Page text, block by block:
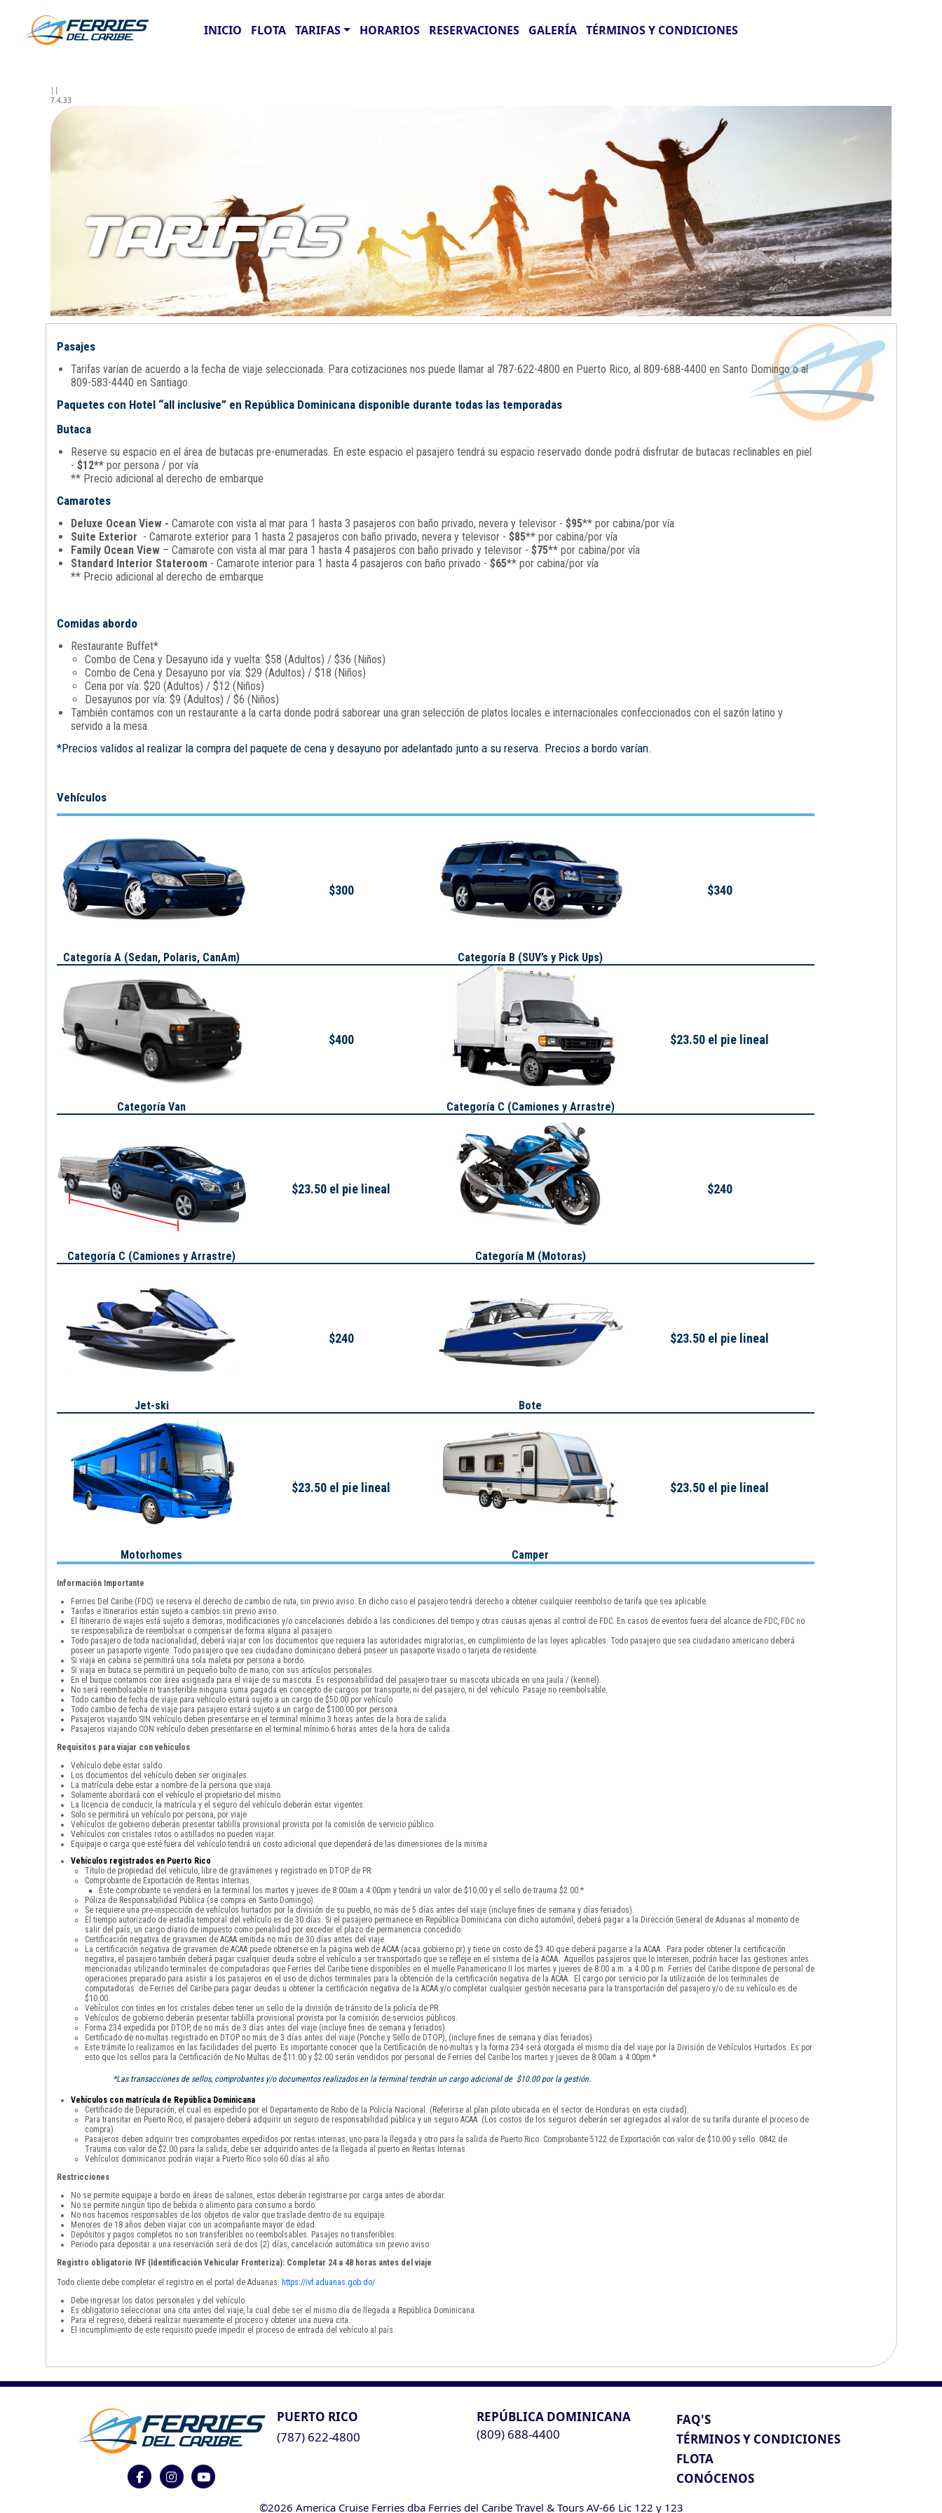
INICIO FLOTA TARIFAS HORARIOS RESERVACIONES GALERÍA TÉRMINOS Y CONDICIONES
||
7.4.33
TARIFAS
Pasajes
Tarifas varían de acuerdo a la fecha de viaje seleccionada. Para cotizaciones nos puede llamar al 787-622-4800 en Puerto Rico, al 809-688-4400 en Santo Domingo o al
809-583-4440 en Santiago.
Paquetes con Hotel “all inclusive” en República Dominicana disponible durante todas las temporadas
Butaca
Reserve su espacio en el área de butacas pre-enumeradas. En este espacio el pasajero tendrá su espacio reservado donde podrá disfrutar de butacas reclinables en piel
- $12**por persona / por vía
** Precio adicional al derecho de embarque
Camarotes
Deluxe Ocean View - Camarote con vista al mar para 1 hasta 3 pasajeros con baño privado, nevera y televisor - $95** por cabina/por vía
Suite Exterior - Camarote exterior para 1 hasta 2 pasajeros con baño privado, nevera y televisor - $85** por cabina/por vía
Family Ocean View– Camarote con vista al mar para 1 hasta 4 pasajeros con baño privado y televisor - $75** por cabina/por vía
Standard Interior Stateroom- Camarote interior para 1 hasta 4 pasajeros con baño privado - $65** por cabina/por vía
** Precio adicional al derecho de embarque
Comidas abordo
Restaurante Buffet*
Combo de Cena y Desayuno ida y vuelta: $58 (Adultos) / $36 (Niños)
Combo de Cena y Desayuno por vía: $29 (Adultos) / $18 (Niños)
Cena por vía: $20 (Adultos) / $12 (Niños)
Desayunos por vía: $9 (Adultos) / $6 (Niños)
También contamos con un restaurante a la carta donde podrá saborear una gran selección de platos locales e internacionales confeccionados con el sazón latino y
servido a la mesa.
*Precios validos al realizar la compra del paquete de cena y desayuno por adelantado junto a su reserva. Precios a bordo varían.
Vehículos
Categoría A (Sedan, Polaris, CanAm)
$300
Categoría B (SUV’s y Pick Ups)
$340
Categoría Van
$400
Categoría C (Camiones y Arrastre)
$23.50 el pie lineal
Categoría C (Camiones y Arrastre)
$23.50 el pie lineal
Categoría M (Motoras)
$240
Jet-ski
$240
Bote
$23.50 el pie lineal
Motorhomes
$23.50 el pie lineal
Camper
$23.50 el pie lineal
Información Importante
Ferries Del Caribe (FDC) se reserva el derecho de cambio de ruta, sin previo aviso. En dicho caso el pasajero tendrá derecho a obtener cualquier reembolso de tarifa que sea aplicable.
Tarifas e Itinerarios están sujeto a cambios sin previo aviso.
El Itinerario de viajes está sujeto a demoras, modificaciones y/o cancelaciones debido a las condiciones del tiempo y otras causas ajenas al control de FDC. En casos de eventos fuera del alcance de FDC, FDC no
se responsabiliza de reembolsar o compensar de forma alguna al pasajero.
Todo pasajero de toda nacionalidad, deberá viajar con los documentos que requiera las autoridades migratorias, en cumplimiento de las leyes aplicables. Todo pasajero que sea ciudadano americano deberá
poseer un pasaporte vigente. Todo pasajero que sea ciudadano dominicano deberá poseer un pasaporte visado o tarjeta de residente.
Si viaja en cabina se permitirá una sola maleta por persona a bordo.
Si viaja en butaca se permitirá un pequeño bulto de mano, con sus artículos personales.
En el buque contamos con área asignada para el viaje de su mascota. Es responsabilidad del pasajero traer su mascota ubicada en una jaula / (kennel).
No será reembolsable ni transferible ninguna suma pagada en concepto de cargos por transporte; ni del pasajero, ni del vehículo. Pasaje no reembolsable.
Todo cambio de fecha de viaje para vehículo estará sujeto a un cargo de $50.00 por vehículo
Todo cambio de fecha de viaje para pasajero estará sujeto a un cargo de $100.00 por persona.
Pasajeros viajando SIN vehículo deben presentarse en el terminal mínimo 3 horas antes de la hora de salida.
Pasajeros viajando CON vehículo deben presentarse en el terminal mínimo 6 horas antes de la hora de salida.
Requisitos para viajar con vehículos
Vehículo debe estar saldo
Los documentos del vehículo deben ser originales.
La matrícula debe estar a nombre de la persona que viaja.
Solamente abordará con el vehículo el propietario del mismo.
La licencia de conducir, la matrícula y el seguro del vehículo deberán estar vigentes.
Solo se permitirá un vehículo por persona, por viaje
Vehículos de gobierno deberán presentar tablilla provisional provista por la comisión de servicio público.
Vehículos con cristales rotos o astillados no pueden viajar.
Equipaje o carga que esté fuera del vehículo tendrá un costo adicional que dependerá de las dimensiones de la misma
Vehículos registrados en Puerto Rico
Título de propiedad del vehículo, libre de gravámenes y registrado en DTOP de PR.
Comprobante de Exportación de Rentas Internas.
Este comprobante se venderá en la terminal los martes y jueves de 8:00am a 4:00pm y tendrá un valor de $10.00 y el sello de trauma $2.00.*
Póliza de Responsabilidad Pública (se compra en Santo Domingo).
Se requiere una pre-inspección de vehículos hurtados por la división de su pueblo, no más de 5 días antes del viaje (incluye fines de semana y días feriados).
El tiempo autorizado de estadía temporal del vehículo es de 30 días. Si el pasajero permanece en República Dominicana con dicho automóvil, deberá pagar a la Dirección General de Aduanas al momento de
salir del país, un cargo diario de impuesto como penalidad por exceder el plazo de permanencia concedido.
Certificación negativa de gravamen de ACAA emitida no más de 30 días antes del viaje.
La certificación negativa de gravamen de ACAA puede obtenerse en la página web de ACAA (acaa.gobierno.pr) y tiene un costo de $3.40 que deberá pagarse a la ACAA. Para poder obtener la certificación
negativa, el pasajero también deberá pagar cualquier deuda sobre el vehículo a ser transportado que se refleje en el sistema de la ACAA. Aquellos pasajeros que lo interesen, podrán hacer las gestiones antes
mencionadas utilizando terminales de computadoras que Ferries del Caribe tiene disponibles en el muelle Panamericano II los martes y jueves de 8:00 a.m. a 4:00 p.m. Ferries del Caribe dispone de personal de
operaciones preparado para asistir a los pasajeros en el uso de dichos terminales para la obtención de la certificación negativa de la ACAA. El cargo por servicio por la utilización de los terminales de
computadoras de Ferries del Caribe para pagar deudas u obtener la certificación negativa de la ACAA y/o completar cualquier gestión necesaria para la transportación del pasajero y/o de su vehículo es de
$10.00.
Vehículos con tintes en los cristales deben tener un sello de la división de tránsito de la policía de PR.
Vehículos de gobierno deberán presentar tablilla provisional provista por la comisión de servicios públicos.
Forma 234 expedida por DTOP, de no más de 3 días antes del viaje (incluye fines de semana y feriados).
Certificado de no-multas registrado en DTOP no más de 3 días antes del viaje (Ponche y Sello de DTOP), (incluye fines de semana y días feriados).
Este trámite lo realizamos en las facilidades del puerto. Es importante conocer que la Certificación de no-multas y la forma 234 será otorgada el mismo día del viaje por la División de Vehículos Hurtados. Es por
esto que los sellos para la Certificación de No Multas de $11.00 y $2.00 serán vendidos por personal de Ferries del Caribe los martes y jueves de 8:00am a 4:00pm.*
*Las transacciones de sellos, comprobantes y/o documentos realizados en la terminal tendrán un cargo adicional de $10.00 por la gestión.
Vehículos con matrícula de República Dominicana
Certificado de Depuración, el cual es expedido por el Departamento de Robo de la Policía Nacional. (Referirse al plan piloto ubicada en el sector de Honduras en esta ciudad).
Para transitar en Puerto Rico, el pasajero deberá adquirir un seguro de responsabilidad pública y un seguro ACAA. (Los costos de los seguros deberán ser agregados al valor de su tarifa durante el proceso de
compra).
Pasajeros deben adquirir tres comprobantes expedidos por rentas internas, uno para la llegada y otro para la salida de Puerto Rico. Comprobante 5122 de Exportación con valor de $10.00 y sello 0842 de
Trauma con valor de $2.00 para la salida, debe ser adquirido antes de la llegada al puerto en Rentas Internas.
Vehículos dominicanos podrán viajar a Puerto Rico solo 60 días al año.
Restricciones
No se permite equipaje a bordo en áreas de salones, estos deberán registrarse por carga antes de abordar.
No se permite ningún tipo de bebida o alimento para consumo a bordo.
No nos hacemos responsables de los objetos de valor que traslade dentro de su equipaje.
Menores de 18 años deben viajar con un acompañante mayor de edad.
Depósitos y pagos completos no son transferibles no reembolsables. Pasajes no transferibles.
Periodo para depositar a una reservación será de dos (2) días, cancelación automática sin previo aviso.
Registro obligatorio IVF (Identificación Vehicular Fronteriza): Completar 24 a 48 horas antes del viaje
Todo cliente debe completar el registro en el portal de Aduanas: https://ivf.aduanas.gob.do/
Debe ingresar los datos personales y del vehículo.
Es obligatorio seleccionar una cita antes del viaje, la cual debe ser el mismo día de llegada a República Dominicana.
Para el regreso, deberá realizar nuevamente el proceso y obtener una nueva cita.
El incumplimiento de este requisito puede impedir el proceso de entrada del vehículo al país.
PUERTO RICO
(787) 622-4800
REPÚBLICA DOMINICANA
(809) 688-4400
FAQ'S
TÉRMINOS Y CONDICIONES
FLOTA
CONÓCENOS
©2026 America Cruise Ferries dba Ferries del Caribe Travel & Tours AV-66 Lic 122 y 123